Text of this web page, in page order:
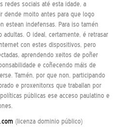
redes sociais até esta idade, a
dende moito antes para que logo
estean indefensas. Para iso tamén
O ideal, certamente, é retrasar
con estes dispositivos, pero
aprendendo xeitos de poñer
e coñecendo máis de
Tamén, por que non, participando
e proxenitorxs que traballan por
públicas ese acceso paulatino e
(licenza dominio público)